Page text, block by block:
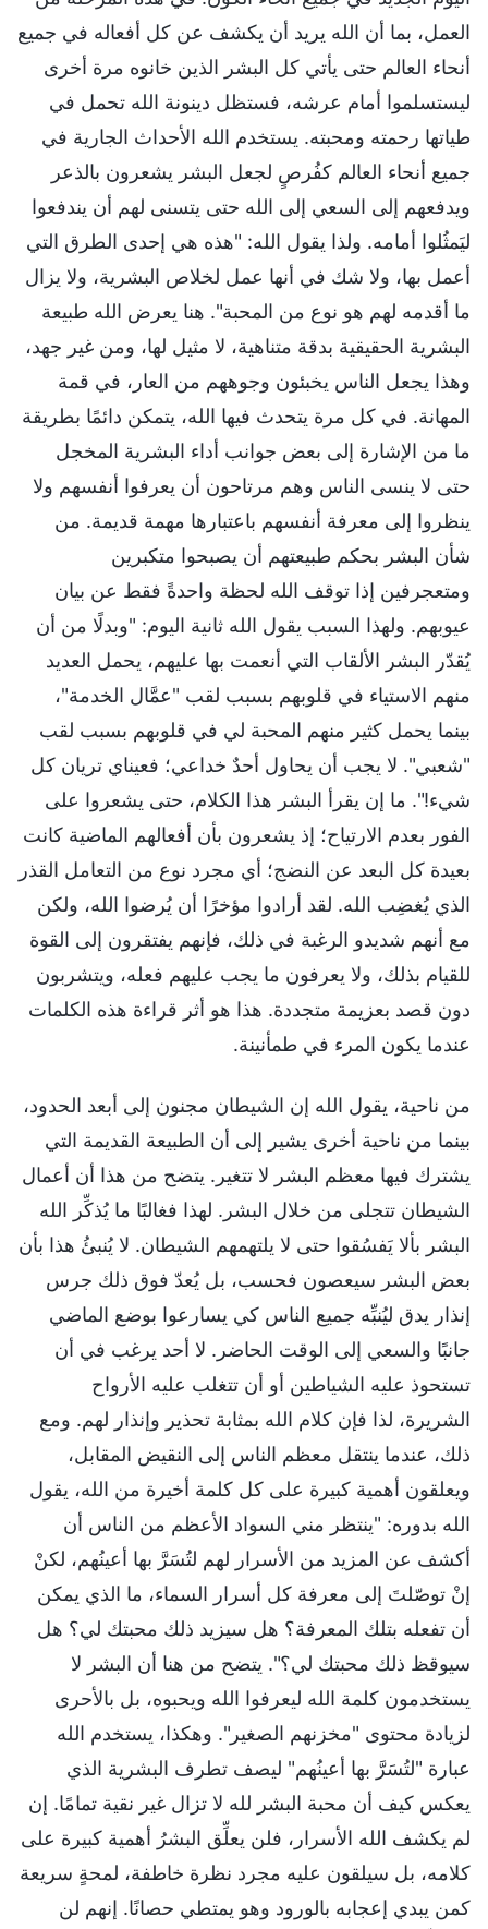
العمل، بما أن الله يريد أن يكشف عن كل أفعاله في جميع
أنحاء العالم حتى يأتي كل البشر الذين خانوه مرة أخرى
ليستسلموا أمام عرشه، فستظل دينونة الله تحمل في
طياتها رحمته ومحبته. يستخدم الله الأحداث الجارية في
جميع أنحاء العالم كفُرصٍ لجعل البشر يشعرون بالذعر
ويدفعهم إلى السعي إلى الله حتى يتسنى لهم أن يندفعوا
ليَمثُلوا أمامه. ولذا يقول الله: "هذه هي إحدى الطرق التي
أعمل بها، ولا شك في أنها عمل لخلاص البشرية، ولا يزال
ما أقدمه لهم هو نوع من المحبة". هنا يعرض الله طبيعة
البشرية الحقيقية بدقة متناهية، لا مثيل لها، ومن غير جهد،
وهذا يجعل الناس يخبئون وجوههم من العار، في قمة
المهانة. في كل مرة يتحدث فيها الله، يتمكن دائمًا بطريقة
ما من الإشارة إلى بعض جوانب أداء البشرية المخجل
حتى لا ينسى الناس وهم مرتاحون أن يعرفوا أنفسهم ولا
ينظروا إلى معرفة أنفسهم باعتبارها مهمة قديمة. من
شأن البشر بحكم طبيعتهم أن يصبحوا متكبرين
ومتعجرفين إذا توقف الله لحظة واحدةً فقط عن بيان
عيوبهم. ولهذا السبب يقول الله ثانية اليوم: "وبدلًا من أن
يُقدّر البشر الألقاب التي أنعمت بها عليهم، يحمل العديد
منهم الاستياء في قلوبهم بسبب لقب "عمَّال الخدمة"،
بينما يحمل كثير منهم المحبة لي في قلوبهم بسبب لقب
"شعبي". لا يجب أن يحاول أحدٌ خداعي؛ فعيناي تريان كل
شيء!". ما إن يقرأ البشر هذا الكلام، حتى يشعروا على
الفور بعدم الارتياح؛ إذ يشعرون بأن أفعالهم الماضية كانت
بعيدة كل البعد عن النضج؛ أي مجرد نوع من التعامل القذر
الذي يُغضِب الله. لقد أرادوا مؤخرًا أن يُرضوا الله، ولكن
مع أنهم شديدو الرغبة في ذلك، فإنهم يفتقرون إلى القوة
للقيام بذلك، ولا يعرفون ما يجب عليهم فعله، ويتشربون
دون قصد بعزيمة متجددة. هذا هو أثر قراءة هذه الكلمات
عندما يكون المرء في طمأنينة.
من ناحية، يقول الله إن الشيطان مجنون إلى أبعد الحدود،
بينما من ناحية أخرى يشير إلى أن الطبيعة القديمة التي
يشترك فيها معظم البشر لا تتغير. يتضح من هذا أن أعمال
الشيطان تتجلى من خلال البشر. لهذا فغالبًا ما يُذكِّر الله
البشر بألا يَفسُقوا حتى لا يلتهمهم الشيطان. لا يُنبئُ هذا بأن
بعض البشر سيعصون فحسب، بل يُعدّ فوق ذلك جرس
إنذار يدق ليُنبِّه جميع الناس كي يسارعوا بوضع الماضي
جانبًا والسعي إلى الوقت الحاضر. لا أحد يرغب في أن
تستحوذ عليه الشياطين أو أن تتغلب عليه الأرواح
الشريرة، لذا فإن كلام الله بمثابة تحذير وإنذار لهم. ومع
ذلك، عندما ينتقل معظم الناس إلى النقيض المقابل،
ويعلقون أهمية كبيرة على كل كلمة أخيرة من الله، يقول
الله بدوره: "ينتظر مني السواد الأعظم من الناس أن
أكشف عن المزيد من الأسرار لهم لتُسَرَّ بها أعينُهم، لكنْ
إنْ توصّلتَ إلى معرفة كل أسرار السماء، ما الذي يمكن
أن تفعله بتلك المعرفة؟ هل سيزيد ذلك محبتك لي؟ هل
سيوقظ ذلك محبتك لي؟". يتضح من هنا أن البشر لا
يستخدمون كلمة الله ليعرفوا الله ويحبوه، بل بالأحرى
لزيادة محتوى "مخزنهم الصغير". وهكذا، يستخدم الله
عبارة "لتُسَرَّ بها أعينُهم" ليصف تطرف البشرية الذي
يعكس كيف أن محبة البشر لله لا تزال غير نقية تمامًا. إن
لم يكشف الله الأسرار، فلن يعلِّق البشرُ أهمية كبيرة على
كلامه، بل سيلقون عليه مجرد نظرة خاطفة، لمحةٍ سريعة
كمن يبدي إعجابه بالورود وهو يمتطي حصانًا. إنهم لن